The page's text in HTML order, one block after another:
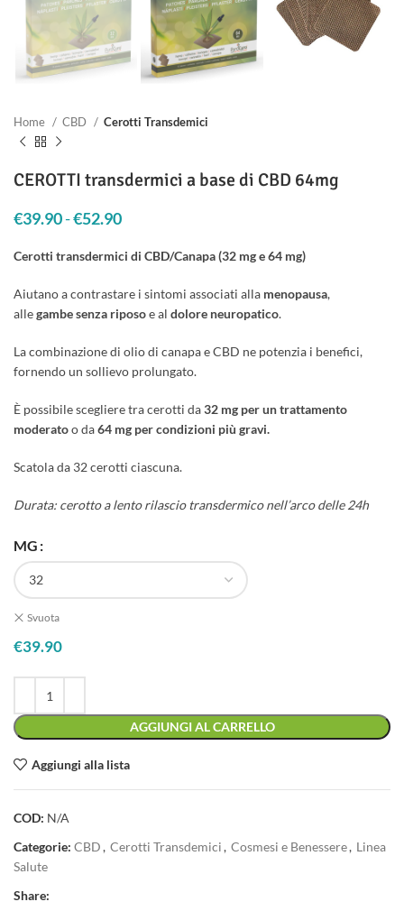
Home CBD Cerotti Transdemici
CEROTTI transdermici a base di CBD 64mg
€39.90-€52.90
Cerotti transdermici di CBD/Canapa (32 mg e 64 mg)
Aiutano a contrastare i sintomi associati alla menopausa,
allegambe senza riposoe al dolore neuropatico.
La combinazione di olio di canapa e CBD ne potenzia i benefici,
fornendo un sollievo prolungato.
È possibile scegliere tra cerotti da32 mg per un trattamento
moderatoo da64 mg per condizioni più gravi.
Scatola da 32 cerotti ciascuna.
Durata: cerotto a lento rilascio transdermico nell’arco delle 24h
MG
Svuota
€39.90
AGGIUNGI AL CARRELLO
Aggiungi alla lista
COD: N/A
Categorie: CBD, Cerotti Transdemici, Cosmesi e Benessere, Linea
Salute
Share: